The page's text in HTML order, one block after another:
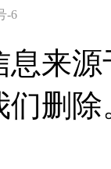
-6
来
们删除